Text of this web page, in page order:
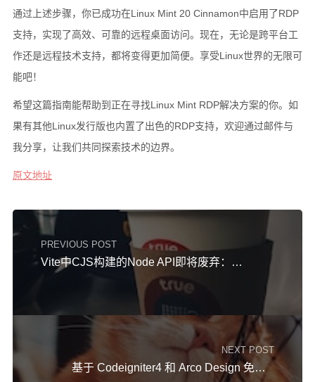
通过上述步骤，你已成功在Linux Mint 20 Cinnamon中启用了RDP
支持，实现了高效、可靠的远程桌面访问。现在，无论是跨平台工
作还是远程技术支持，都将变得更加简便。享受Linux世界的无限可
能吧！
希望这篇指南能帮助到正在寻找Linux Mint RDP解决方案的你。如
果有其他Linux发行版也内置了出色的RDP支持，欢迎通过邮件与
我分享，让我们共同探索技术的边界。
原文地址
PREVIOUS POST
Vite中CJS构建的Node API即将废弃：如何应对与迁移
NEXT POST
基于 Codeigniter4 和 Arco Design 免费开源的企业建站系统